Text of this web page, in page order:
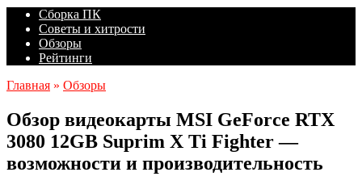
Сборка ПК
Советы и хитрости
Обзоры
Рейтинги
Главная » Обзоры
Обзор видеокарты MSI GeForce RTX
3080 12GB Suprim X Ti Fighter —
возможности и производительность